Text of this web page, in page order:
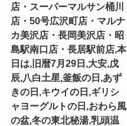
店・スーパーマルサン桶川
店・50号広沢町店・マルナ
カ美沢店・長岡美沢店・昭
島駅南口店・長居駅前店,本
日は,旧暦7月29日,大安,戊
辰,八白土星,釜飯の日,あず
きの日,キウイの日,ギリシ
ャヨーグルトの日,おわら風
の盆,冬の東北秘湯,乳頭温